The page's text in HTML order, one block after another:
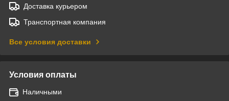
Доставка курьером
Транспортная компания
Все условия доставки
Условия оплаты
Наличными